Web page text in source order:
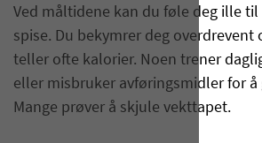
Ved måltidene kan du føle deg ille til
spise. Du bekymrer deg overdrevent
teller ofte kalorier. Noen trener
eller misbruker avføringsmidler for å
Mange prøver å skjule vekttapet.